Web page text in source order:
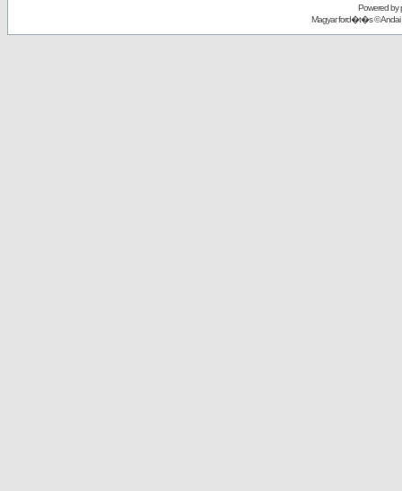
Powered by
Magyar ford�t�s ©Andai